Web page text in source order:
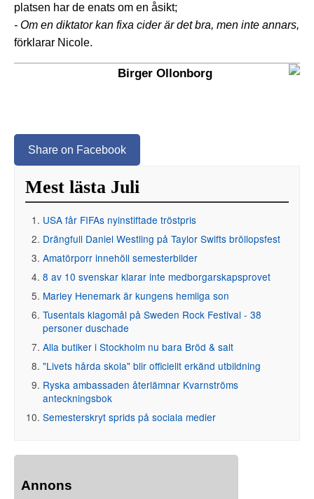
platsen har de enats om en åsikt;
- Om en diktator kan fixa cider är det bra, men inte annars,
förklarar Nicole.
Birger Ollonborg
Share on Facebook
Mest lästa Juli
USA får FIFAs nyinstiftade tröstpris
Drängfull Daniel Westling på Taylor Swifts bröllopsfest
Amatörporr innehöll semesterbilder
8 av 10 svenskar klarar inte medborgarskapsprovet
Marley Henemark är kungens hemliga son
Tusentals klagomål på Sweden Rock Festival - 38
personer duschade
Alla butiker i Stockholm nu bara Bröd & salt
"Livets hårda skola" blir officiellt erkänd utbildning
Ryska ambassaden återlämnar Kvarnströms
anteckningsbok
Semesterskryt sprids på sociala medier
Annons